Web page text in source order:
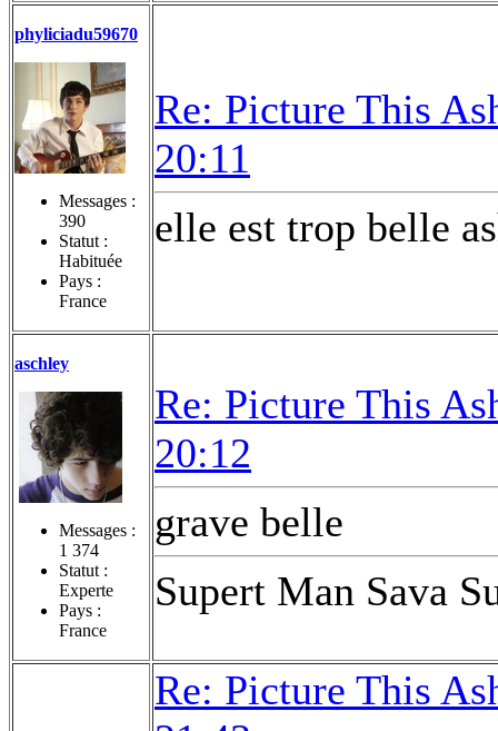
phyliciadu59670
Messages :
390
Statut :
Habituée
Pays :
France
Re: Picture This
20:11
elle est trop belle
aschley
Messages :
1 374
Statut :
Experte
Pays :
France
Re: Picture This
20:12
grave belle
Supert Man Sava
Re: Picture This